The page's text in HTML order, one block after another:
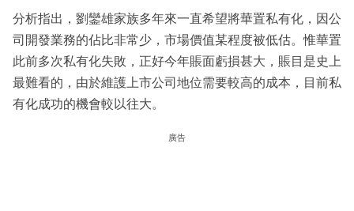
分析指出，劉鑾雄家族多年來一直希望將華置私有化，因公
司開發業務的佔比非常少，市場價值某程度被低估。惟華置
此前多次私有化失敗，正好今年賬面虧損甚大，賬目是史上
最難看的，由於維護上市公司地位需要較高的成本，目前私
有化成功的機會較以往大。
廣告